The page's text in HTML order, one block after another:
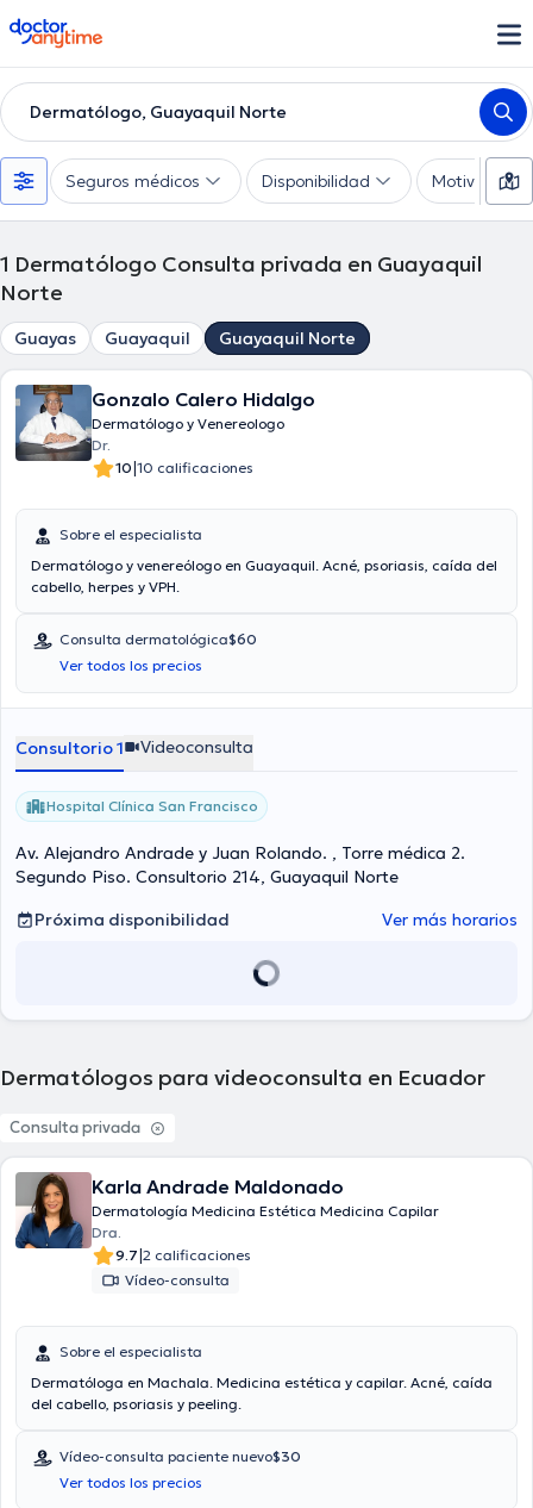
doctoranytime
Dermatólogo, Guayaquil Norte
Seguros médicos Disponibilidad Motivo de
1 Dermatólogo Consulta privada en Guayaquil
Norte
Guayas Guayaquil Guayaquil Norte
Gonzalo Calero Hidalgo
Dermatólogo y Venereologo
Dr.
10|10 calificaciones
Sobre el especialista
Dermatólogo y venereólogo en Guayaquil. Acné, psoriasis, caída del
cabello, herpes y VPH.
Consulta dermatológica$60
Ver todos los precios
Consultorio 1 Videoconsulta
Hospital Clínica San Francisco
Av. Alejandro Andrade y Juan Rolando. , Torre médica 2.
Segundo Piso. Consultorio 214, Guayaquil Norte
Próxima disponibilidad
Ver más horarios
Dermatólogos para videoconsulta en Ecuador
Consulta privada
Karla Andrade Maldonado
Dermatología Medicina Estética Medicina Capilar
Dra.
9.7|2 calificaciones
Vídeo-consulta
Sobre el especialista
Dermatóloga en Machala. Medicina estética y capilar. Acné, caída
del cabello, psoriasis y peeling.
Vídeo-consulta paciente nuevo$30
Ver todos los precios